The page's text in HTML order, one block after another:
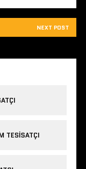
NEXT POST
TESISATÇI